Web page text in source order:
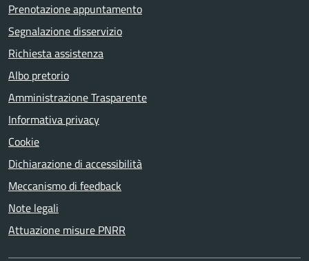
Prenotazione appuntamento
Segnalazione disservizio
Richiesta assistenza
Albo pretorio
Amministrazione Trasparente
Informativa privacy
Cookie
Dichiarazione di accessibilità
Meccanismo di feedback
Note legali
Attuazione misure PNRR